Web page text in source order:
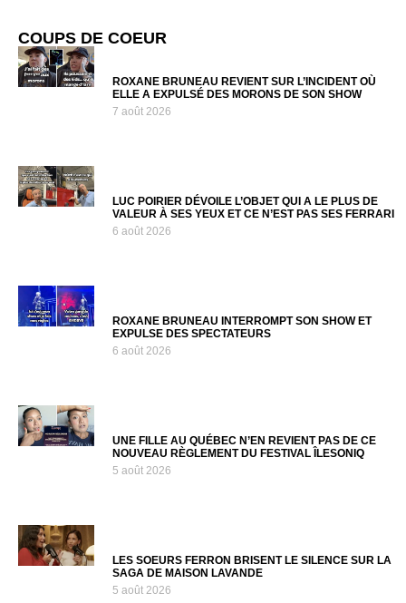
COUPS DE COEUR
ROXANE BRUNEAU REVIENT SUR L’INCIDENT OÙ
ELLE A EXPULSÉ DES MORONS DE SON SHOW
7 août 2026
LUC POIRIER DÉVOILE L’OBJET QUI A LE PLUS DE
VALEUR À SES YEUX ET CE N’EST PAS SES FERRARI
6 août 2026
ROXANE BRUNEAU INTERROMPT SON SHOW ET
EXPULSE DES SPECTATEURS
6 août 2026
UNE FILLE AU QUÉBEC N’EN REVIENT PAS DE CE
NOUVEAU RÈGLEMENT DU FESTIVAL ÎLESONIQ
5 août 2026
LES SOEURS FERRON BRISENT LE SILENCE SUR LA
SAGA DE MAISON LAVANDE
5 août 2026